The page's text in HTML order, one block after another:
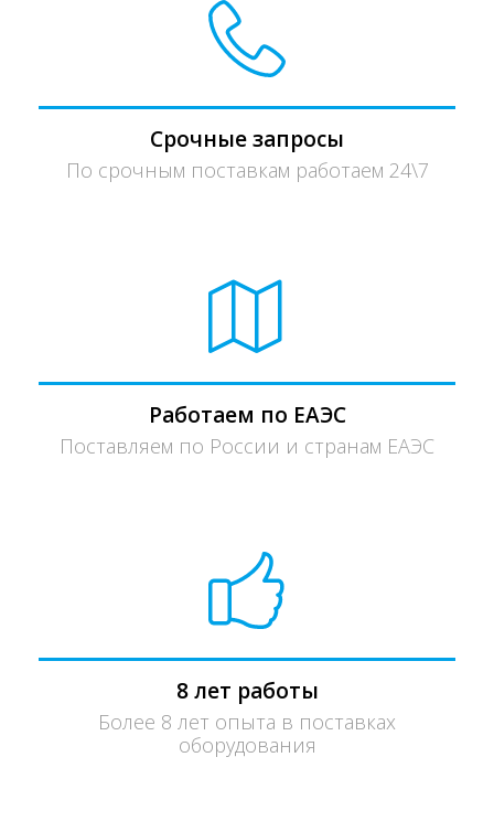
Срочные запросы
По срочным поставкам работаем 24\7
Работаем по ЕАЭС
Поставляем по России и странам ЕАЭС
8 лет работы
Более 8 лет опыта в поставках
оборудования